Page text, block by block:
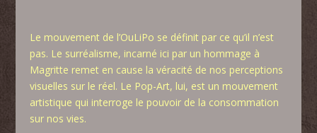
Le mouvement de l’OuLiPo se définit par ce qu’il n’est
pas. Le surréalisme, incarné ici par un hommage à
Magritte remet en cause la véracité de nos perceptions
visuelles sur le réel. Le Pop-Art, lui, est un mouvement
artistique qui interroge le pouvoir de la consommation
sur nos vies.